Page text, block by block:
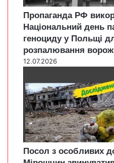
Пропаганда РФ
Національний день
геноциду у Польщі
розпалювання
12.07.2026
Посол з особливих